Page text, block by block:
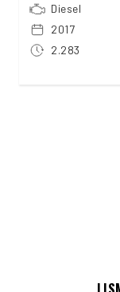
Diesel
2017
2.283